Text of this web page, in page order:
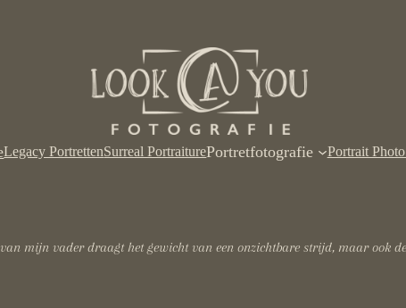
Legacy PortrettenSurreal PortraiturePortretfotografie Portrait
mijn vader draagt het gewicht van een onzichtbare strijd, maar ook